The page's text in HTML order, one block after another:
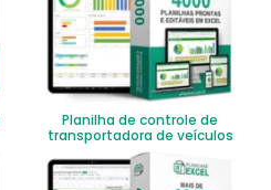
Planilha de controle de
transportadora de veículos